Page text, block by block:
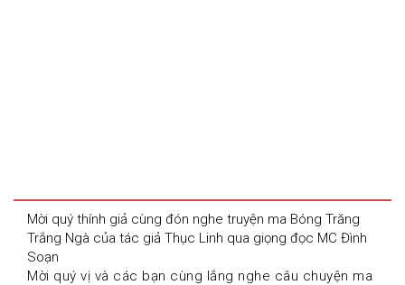
Mời quý thính giả cùng đón nghe truyện ma Bóng Trăng
Trắng Ngà của tác giả Thục Linh qua giọng đọc MC Đình
Soạn
Mời quý vị và các bạn cùng lắng nghe câu chuyện ma